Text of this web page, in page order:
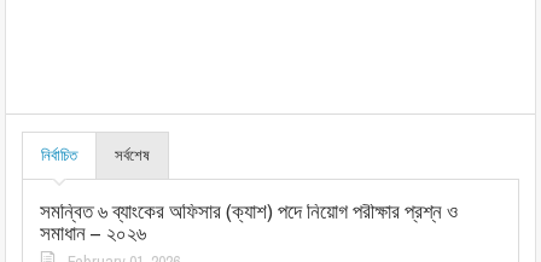
নির্বাচিত সর্বশেষ
সমন্বিত ৬ ব্যাংকের অফিসার (ক্যাশ) পদে নিয়োগ পরীক্ষার প্রশ্ন ও
সমাধান – ২০২৬